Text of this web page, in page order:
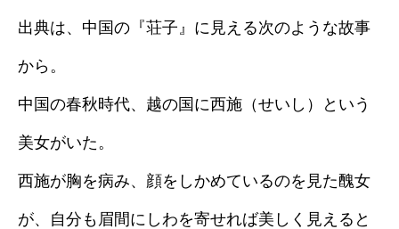
出典は、中国の『荘子』に見える次のような故事
から。
中国の春秋時代、越の国に西施（せいし）という
美女がいた。
西施が胸を病み、顔をしかめているのを見た醜女
が、自分も眉間にしわを寄せれば美しく見えると